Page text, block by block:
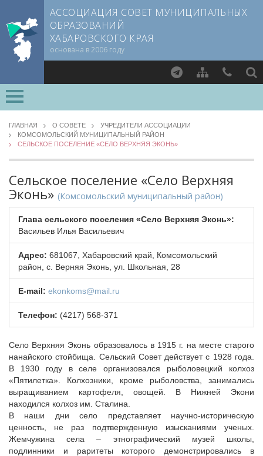
АССОЦИАЦИЯ СОВЕТ МУНИЦИПАЛЬНЫХ
ОБРАЗОВАНИЙ
ХАБАРОВСКОГО КРАЯ
основана в 2006 году
Найти
О СОВЕТЕ
Документы CMO
Руководящие органы
Обработка персональных данных
Партнеры Совета
Полезные ссылки
Контактная информация
НОВОСТИ
МЕТОДИЧЕСКИЙ РАЗДЕЛ
ВАРМСУ
ЮРИДИЧЕСКИЙ СОВЕТ
ГЛАВНАЯ О СОВЕТЕ
УЧРЕДИТЕЛИ АССОЦИАЦИИ
КОМСОМОЛЬСКИЙ МУНИЦИПАЛЬНЫЙ РАЙОН
СЕЛЬСКОЕ ПОСЕЛЕНИЕ «СЕЛО ВЕРХНЯЯ ЭКОНЬ»
Сельское поселение «Село Верхняя
Эконь» (Комсомольский муниципальный район)
Глава сельского поселения «Село Верхняя Эконь»:
Васильев Илья Васильевич
Адрес: 681067, Хабаровский край, Комсомольский
район, с. Верняя Эконь, ул. Школьная, 28
E-mail: ekonkoms@mail.ru
Телефон: (4217) 568-371
Село Верхняя Эконь образовалось в 1915 г. на месте старого
нанайского стойбища. Сельский Совет действует с 1928 года.
В 1930 году в селе организовался рыболовецкий колхоз
«Пятилетка». Колхозники, кроме рыболовства, занимались
выращиванием картофеля, овощей. В Нижней Экони
находился колхоз им. Сталина.
В наши дни село представляет научно-историческую
ценность, не раз подтвержденную изысканиями ученых.
Жемчужина села – этнографический музей школы,
подлинники и раритеты которого демонстрировались в